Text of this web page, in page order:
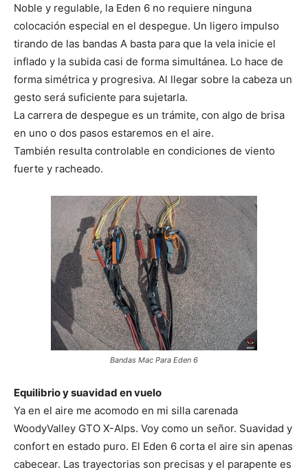
Noble y regulable, la Eden 6 no requiere ninguna
colocación especial en el despegue. Un ligero impulso
tirando de las bandas A basta para que la vela inicie el
inflado y la subida casi de forma simultánea. Lo hace de
forma simétrica y progresiva. Al llegar sobre la cabeza un
gesto será suficiente para sujetarla.
La carrera de despegue es un trámite, con algo de brisa
en uno o dos pasos estaremos en el aire.
También resulta controlable en condiciones de viento
fuerte y racheado.
Bandas Mac Para Eden 6
Equilibrio y suavidad en vuelo
Ya en el aire me acomodo en mi silla carenada
WoodyValley GTO X-Alps. Voy como un señor. Suavidad y
confort en estado puro. El Eden 6 corta el aire sin apenas
cabecear. Las trayectorias son precisas y el parapente es